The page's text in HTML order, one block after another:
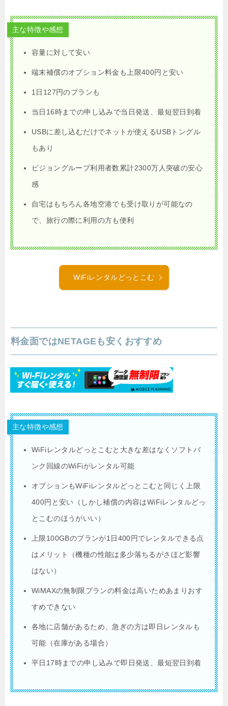
主な特徴や感想
容量に対して安い
端末補償のオプション料金も上限400円と安い
1日127円のプランも
当日16時までの申し込みで当日発送、最短翌日到着
USBに差し込むだけでネットが使えるUSBトングル
もあり
ビジョングループ利用者数累計2300万人突破の安心
感
自宅はもちろん各地空港でも受け取りが可能なの
で、旅行の際に利用の方も便利
WiFiレンタルどっとこむ
料金面ではNETAGEも安くおすすめ
主な特徴や感想
WiFiレンタルどっとこむと大きな差はなくソフトバ
ンク回線のWiFiがレンタル可能
オプションもWiFiレンタルどっとこむと同じく上限
400円と安い（しかし補償の内容はWiFiレンタルどっ
とこむのほうがいい）
上限100GBのプランが1日400円でレンタルできる点
はメリット（機種の性能は多少落ちるがさほど影響
はない）
WiMAXの無制限プランの料金は高いためあまりおす
すめできない
各地に店舗があるため、急ぎの方は即日レンタルも
可能（在庫がある場合）
平日17時までの申し込みで即日発送、最短翌日到着